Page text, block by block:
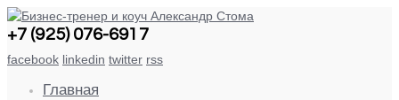
+7 (925) 076-6917
facebook linkedin twitter rss
Главная